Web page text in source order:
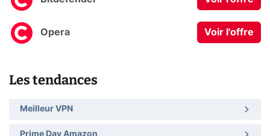
Opera Voir l'offre
Les tendances
Meilleur VPN